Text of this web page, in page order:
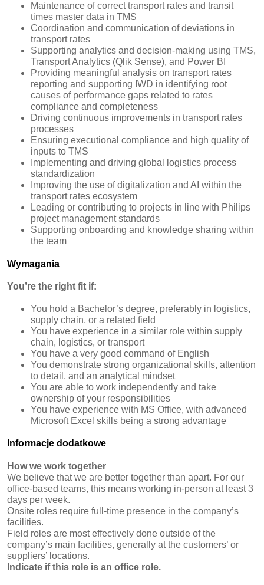
Maintenance of correct transport rates and transit
times master data in TMS
Coordination and communication of deviations in
transport rates
Supporting analytics and decision‑making using TMS,
Transport Analytics (Qlik Sense), and Power BI
Providing meaningful analysis on transport rates
reporting and supporting IWD in identifying root
causes of performance gaps related to rates
compliance and completeness
Driving continuous improvements in transport rates
processes
Ensuring executional compliance and high quality of
inputs to TMS
Implementing and driving global logistics process
standardization
Improving the use of digitalization and AI within the
transport rates ecosystem
Leading or contributing to projects in line with Philips
project management standards
Supporting onboarding and knowledge sharing within
the team
Wymagania
You’re the right fit if:
You hold a Bachelor’s degree, preferably in logistics,
supply chain, or a related field
You have experience in a similar role within supply
chain, logistics, or transport
You have a very good command of English
You demonstrate strong organizational skills, attention
to detail, and an analytical mindset
You are able to work independently and take
ownership of your responsibilities
You have experience with MS Office, with advanced
Microsoft Excel skills being a strong advantage
Informacje dodatkowe
How we work together
We believe that we are better together than apart. For our
office-based teams, this means working in-person at least 3
days per week.
Onsite roles require full-time presence in the company’s
facilities.
Field roles are most effectively done outside of the
company’s main facilities, generally at the customers’ or
suppliers’ locations.
Indicate if this role is an office role.